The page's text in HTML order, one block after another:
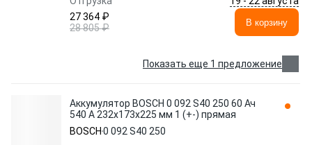
27 364 ₽
28 805 ₽
В корзину
Показать еще 1 предложение
Аккумулятор BOSCH 0 092 S40 250 60 Ач
540 А 232x173x225 мм 1 (+-) прямая
BOSCH 0 092 S40 250